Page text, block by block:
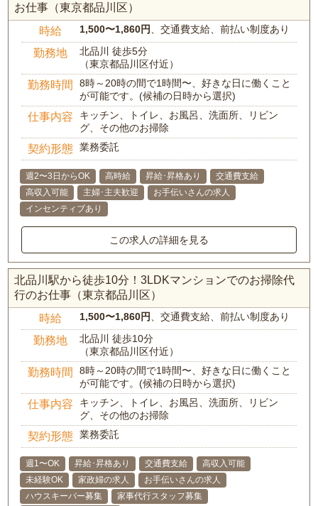
お仕事（東京都品川区）
時給 1,500〜1,860円 、交通費支給、前払い制度あり
勤務地
北品川 徒歩5分
（東京都品川区付近）
勤務時間
8時～20時の間で1時間〜、好きな日に働くこと
が可能です。(候補の日時から選択)
仕事内容
キッチン、トイレ、お風呂、洗面所、リビン
グ、その他のお掃除
契約形態 業務委託
週2〜3日からOK 高時給 昇給･昇格あり
交通費支給
高収入可能
主婦･主夫歓迎
お手伝いさんの求人
インセンティブあり
この求人の詳細を見る
北品川駅から徒歩10分！3LDKマンションでのお掃除代
行のお仕事（東京都品川区）
時給 1,500〜1,860円 、交通費支給、前払い制度あり
勤務地
北品川 徒歩10分
（東京都品川区付近）
勤務時間
8時～20時の間で1時間〜、好きな日に働くこと
が可能です。(候補の日時から選択)
仕事内容
キッチン、トイレ、お風呂、洗面所、リビン
グ、その他のお掃除
契約形態 業務委託
週1〜OK 昇給･昇格あり 交通費支給
高収入可能
未経験OK
家政婦の求人
お手伝いさんの求人
ハウスキーパー募集
家事代行スタッフ募集